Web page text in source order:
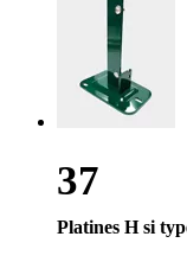
37
Platines H si